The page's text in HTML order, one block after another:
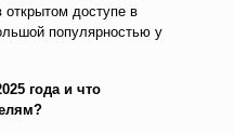
открытом доступе в
популярностью у
года и что